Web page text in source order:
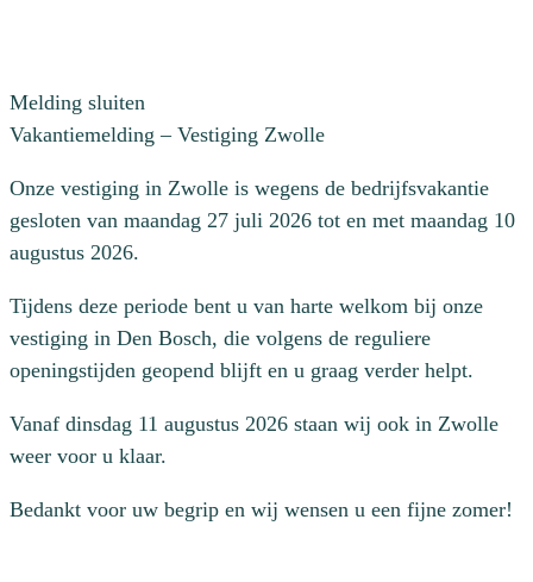
Melding sluiten
Vakantiemelding – Vestiging Zwolle
Onze vestiging in Zwolle is wegens de bedrijfsvakantie
gesloten van maandag 27 juli 2026 tot en met maandag 10
augustus 2026.
Tijdens deze periode bent u van harte welkom bij onze
vestiging in Den Bosch, die volgens de reguliere
openingstijden geopend blijft en u graag verder helpt.
Vanaf dinsdag 11 augustus 2026 staan wij ook in Zwolle
weer voor u klaar.
Bedankt voor uw begrip en wij wensen u een fijne zomer!